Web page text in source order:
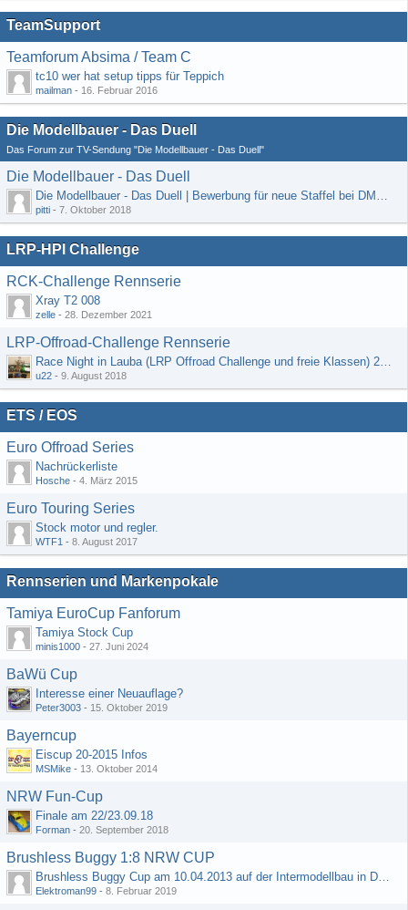
TeamSupport
Teamforum Absima / Team C
tc10 wer hat setup tipps für Teppich
mailman - 16. Februar 2016
Die Modellbauer - Das Duell
Das Forum zur TV-Sendung "Die Modellbauer - Das Duell"
Die Modellbauer - Das Duell
Die Modellbauer - Das Duell | Bewerbung für neue Staffel bei DMAX *Werbung*
pitti - 7. Oktober 2018
LRP-HPI Challenge
RCK-Challenge Rennserie
Xray T2 008
zelle - 28. Dezember 2021
LRP-Offroad-Challenge Rennserie
Race Night in Lauba (LRP Offroad Challenge und freie Klassen) 25/26.08
u22 - 9. August 2018
ETS / EOS
Euro Offroad Series
Nachrückerliste
Hosche - 4. März 2015
Euro Touring Series
Stock motor und regler.
WTF1 - 8. August 2017
Rennserien und Markenpokale
Tamiya EuroCup Fanforum
Tamiya Stock Cup
minis1000 - 27. Juni 2024
BaWü Cup
Interesse einer Neuauflage?
Peter3003 - 15. Oktober 2019
Bayerncup
Eiscup 20-2015 Infos
MSMike - 13. Oktober 2014
NRW Fun-Cup
Finale am 22/23.09.18
Forman - 20. September 2018
Brushless Buggy 1:8 NRW CUP
Brushless Buggy Cup am 10.04.2013 auf der Intermodellbau in Dortmund
Elektroman99 - 8. Februar 2019